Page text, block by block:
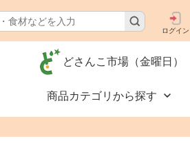
ログイン
どさんこ市場（金曜日）
商品カテゴリから探す